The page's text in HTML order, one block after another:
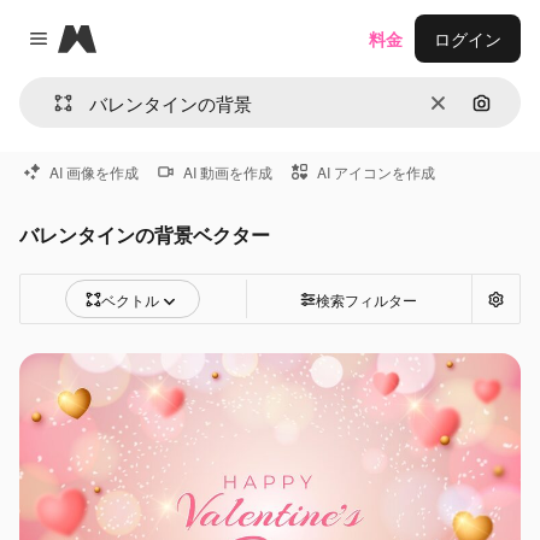
Close menu
Magnific
消去 画像で
料金 ログイン
AI 画像を作成 AI 動画を作成 AI アイコンを作成
バレンタインの背景ベクター
ベクトル 検索フィルター